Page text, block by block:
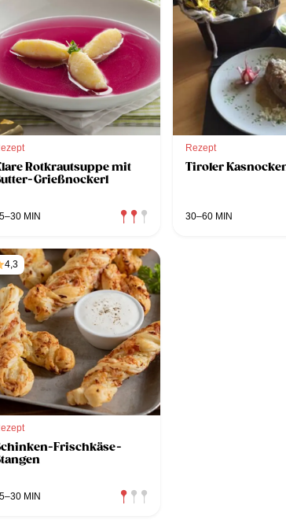
Rotkrautsuppe mit
Grießnockerl
MIN
Rezept
Tiroler
30–60 MIN
4,3
Frischkäse-
MIN